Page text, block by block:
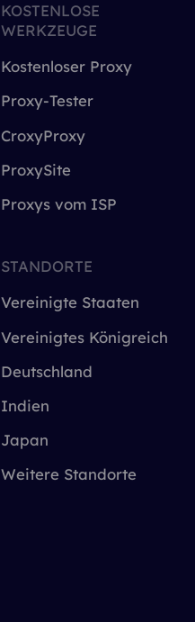
KOSTENLOSE
WERKZEUGE
Kostenloser Proxy
Proxy-Tester
CroxyProxy
ProxySite
Proxys vom ISP
STANDORTE
Vereinigte Staaten
Vereinigtes Königreich
Deutschland
Indien
Japan
Weitere Standorte